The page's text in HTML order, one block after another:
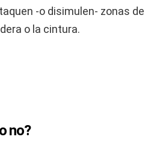
-o disimulen- zonas de
o la cintura.
no?